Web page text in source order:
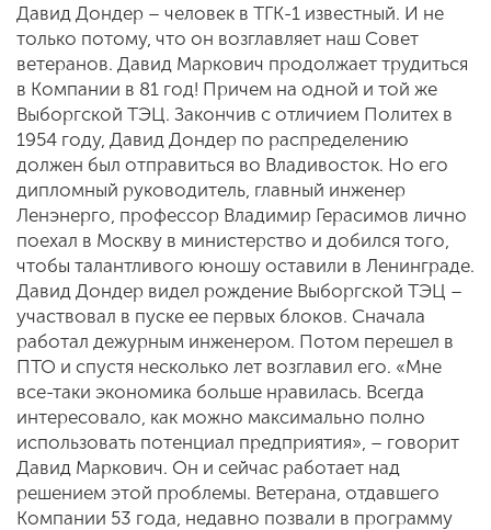
Давид Дондер – человек в ТГК-1 известный. И не
только потому, что он возглавляет наш Совет
ветеранов. Давид Маркович продолжает трудиться
в Компании в 81 год! Причем на одной и той же
Выборгской ТЭЦ. Закончив с отличием Политех в
1954 году, Давид Дондер по распределению
должен был отправиться во Владивосток. Но его
дипломный руководитель, главный инженер
Ленэнерго, профессор Владимир Герасимов лично
поехал в Москву в министерство и добился того,
чтобы талантливого юношу оставили в Ленинграде.
Давид Дондер видел рождение Выборгской ТЭЦ –
участвовал в пуске ее первых блоков. Сначала
работал дежурным инженером. Потом перешел в
ПТО и спустя несколько лет возглавил его. «Мне
все-таки экономика больше нравилась. Всегда
интересовало, как можно максимально полно
использовать потенциал предприятия», – говорит
Давид Маркович. Он и сейчас работает над
решением этой проблемы. Ветерана, отдавшего
Компании 53 года, недавно позвали в программу